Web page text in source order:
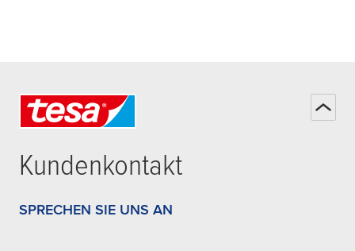
Kundenkontakt
SPRECHEN SIE UNS AN